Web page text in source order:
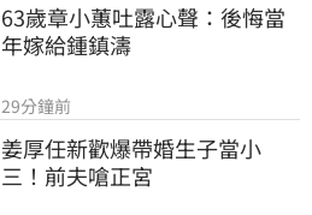
63歲章小蕙吐露心聲：後悔當
年嫁給鍾鎮濤
29分鐘前
姜厚任新歡爆帶婚生子當小
三！前夫嗆正宮